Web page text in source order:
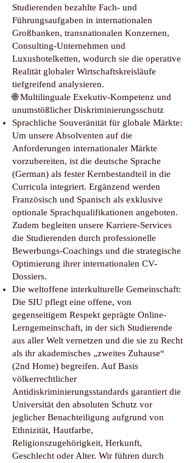
Studierenden bezahlte Fach- und
Führungsaufgaben in internationalen
Großbanken, transnationalen Konzernen,
Consulting-Unternehmen und
Luxushotelketten, wodurch sie die operative
Realität globaler Wirtschaftskreisläufe
tiefgreifend analysieren.
🌐 Multilinguale Exekutiv-Kompetenz und
unumstößlicher Diskriminierungsschutz
Sprachliche Souveränität für globale Märkte:
Um unsere Absolventen auf die
Anforderungen internationaler Märkte
vorzubereiten, ist die deutsche Sprache
(German) als fester Kernbestandteil in die
Curricula integriert. Ergänzend werden
Französisch und Spanisch als exklusive
optionale Sprachqualifikationen angeboten.
Zudem begleiten unsere Karriere-Services
die Studierenden durch professionelle
Bewerbungs-Coachings und die strategische
Optimierung ihrer internationalen CV-
Dossiers.
Die weltoffene interkulturelle Gemeinschaft:
Die SIU pflegt eine offene, von
gegenseitigem Respekt geprägte Online-
Lerngemeinschaft, in der sich Studierende
aus aller Welt vernetzen und die sie zu Recht
als ihr akademisches „zweites Zuhause“
(2nd Home) begreifen. Auf Basis
völkerrechtlicher
Antidiskriminierungsstandards garantiert die
Universität den absoluten Schutz vor
jeglicher Benachteiligung aufgrund von
Ethnizität, Hautfarbe,
Religionszugehörigkeit, Herkunft,
Geschlecht oder Alter. Wir führen durch